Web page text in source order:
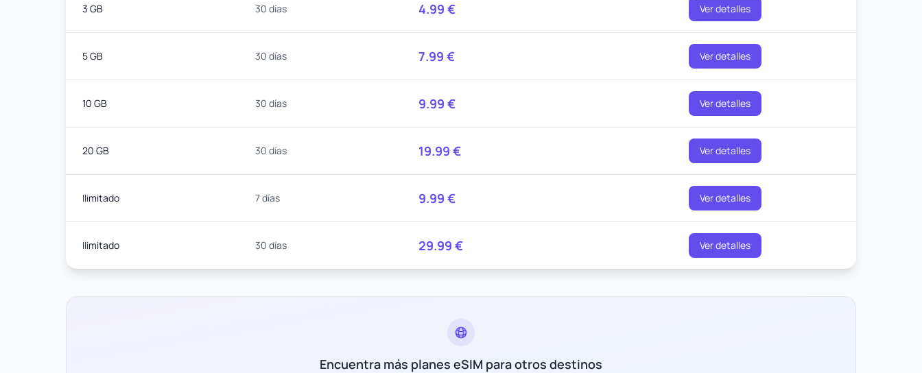
3 GB 30 días 4.99 € Ver detalles
5 GB 30 días 7.99 € Ver detalles
10 GB 30 días 9.99 € Ver detalles
20 GB 30 días 19.99 € Ver detalles
Ilimitado 7 días 9.99 € Ver detalles
Ilimitado 30 días 29.99 € Ver detalles
Encuentra más planes eSIM para otros destinos